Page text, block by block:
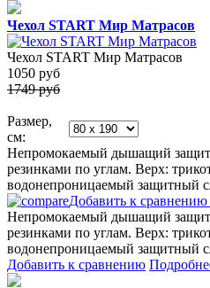
Чехол START Мир Матрасов
Чехол START Мир Матрасов
1050 руб
1749 руб
Размер,
см:
Непромокаемый дышащий
резинками по углам. Верх:
водонепроницаемый защитный
Добавить к сравнению
Непромокаемый дышащий
резинками по углам. Верх:
водонепроницаемый защитный
Добавить к сравнению